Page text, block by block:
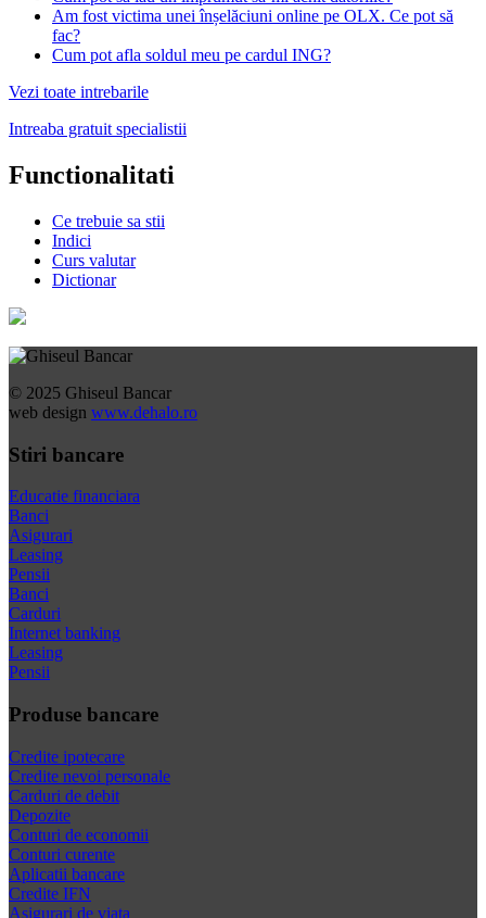
Am fost victima unei înșelăciuni online pe OLX. Ce pot să
fac?
Cum pot afla soldul meu pe cardul ING?
Vezi toate intrebarile
Intreaba gratuit specialistii
Functionalitati
Ce trebuie sa stii
Indici
Curs valutar
Dictionar
© 2025 Ghiseul Bancar
web design www.dehalo.ro
Stiri bancare
Educatie financiara
Banci
Asigurari
Leasing
Pensii
Banci
Carduri
Internet banking
Leasing
Pensii
Produse bancare
Credite ipotecare
Credite nevoi personale
Carduri de debit
Depozite
Conturi de economii
Conturi curente
Aplicatii bancare
Credite IFN
Asigurari de viata